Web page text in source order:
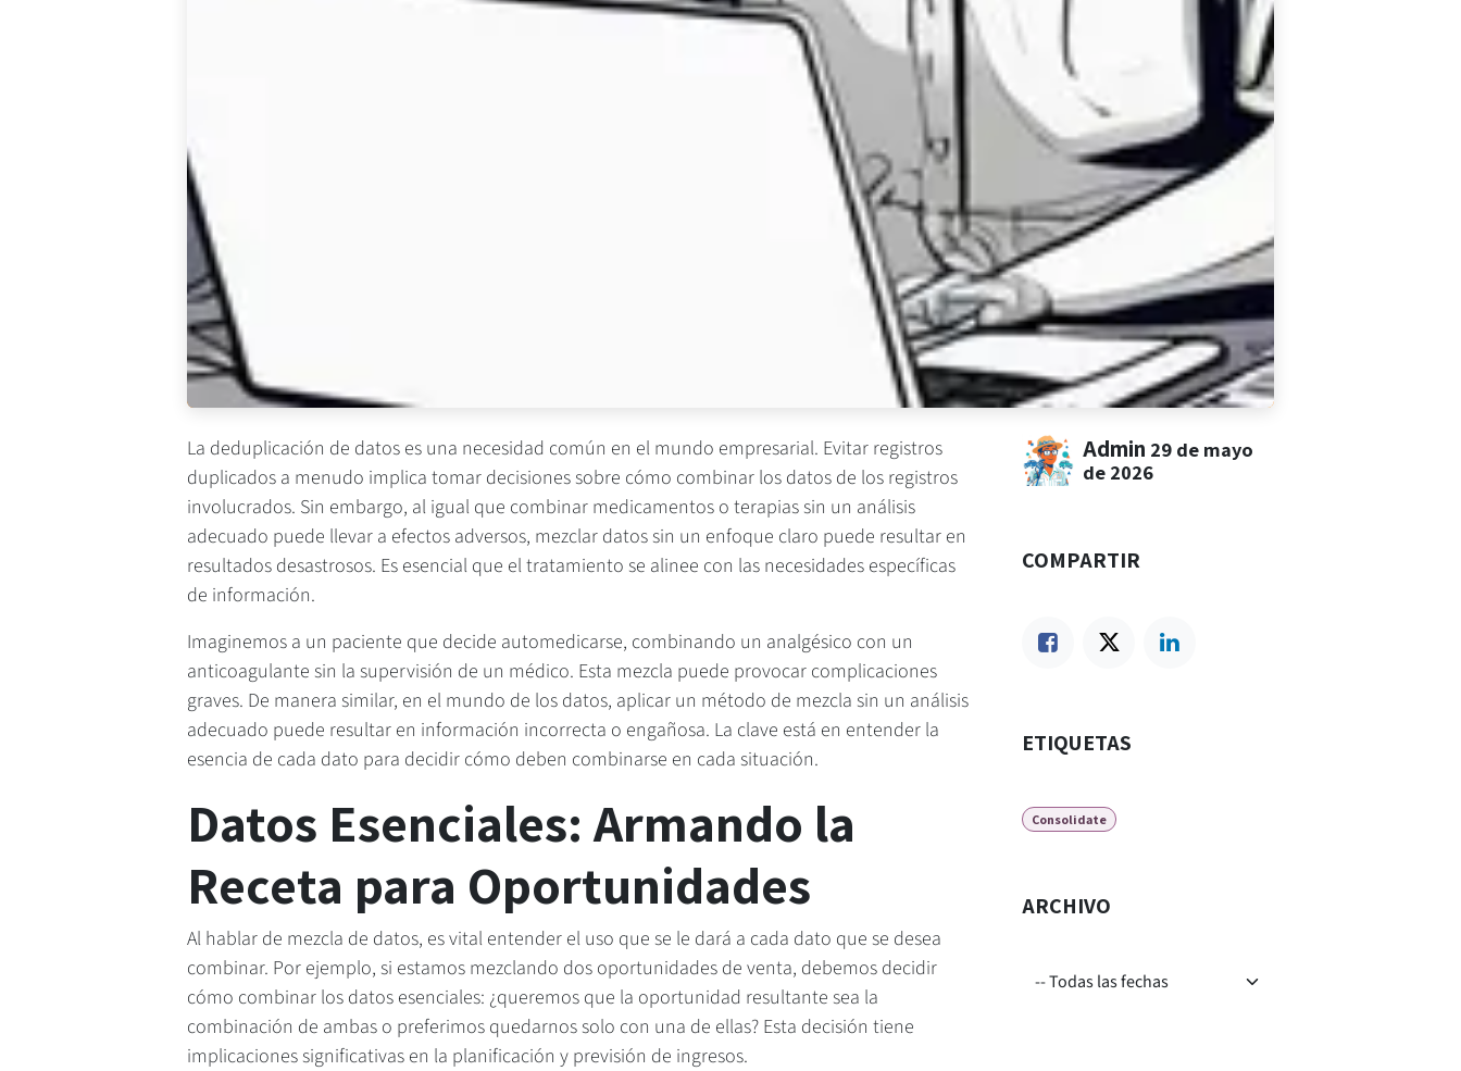
La deduplicación de datos es una necesidad común en el mundo empresarial. Evitar registros
duplicados a menudo implica tomar decisiones sobre cómo combinar los datos de los registros
involucrados. Sin embargo, al igual que combinar medicamentos o terapias sin un análisis
adecuado puede llevar a efectos adversos, mezclar datos sin un enfoque claro puede resultar en
resultados desastrosos. Es esencial que el tratamiento se alinee con las necesidades específicas
de información.
Imaginemos a un paciente que decide automedicarse, combinando un analgésico con un
anticoagulante sin la supervisión de un médico. Esta mezcla puede provocar complicaciones
graves. De manera similar, en el mundo de los datos, aplicar un método de mezcla sin un análisis
adecuado puede resultar en información incorrecta o engañosa. La clave está en entender la
esencia de cada dato para decidir cómo deben combinarse en cada situación.
Datos Esenciales: Armando la
Receta para Oportunidades
Al hablar de mezcla de datos, es vital entender el uso que se le dará a cada dato que se desea
combinar. Por ejemplo, si estamos mezclando dos oportunidades de venta, debemos decidir
cómo combinar los datos esenciales: ¿queremos que la oportunidad resultante sea la
combinación de ambas o preferimos quedarnos solo con una de ellas? Esta decisión tiene
implicaciones significativas en la planificación y previsión de ingresos.
Admin 29 de mayo
de 2026
COMPARTIR
ETIQUETAS
Consolidate
ARCHIVO